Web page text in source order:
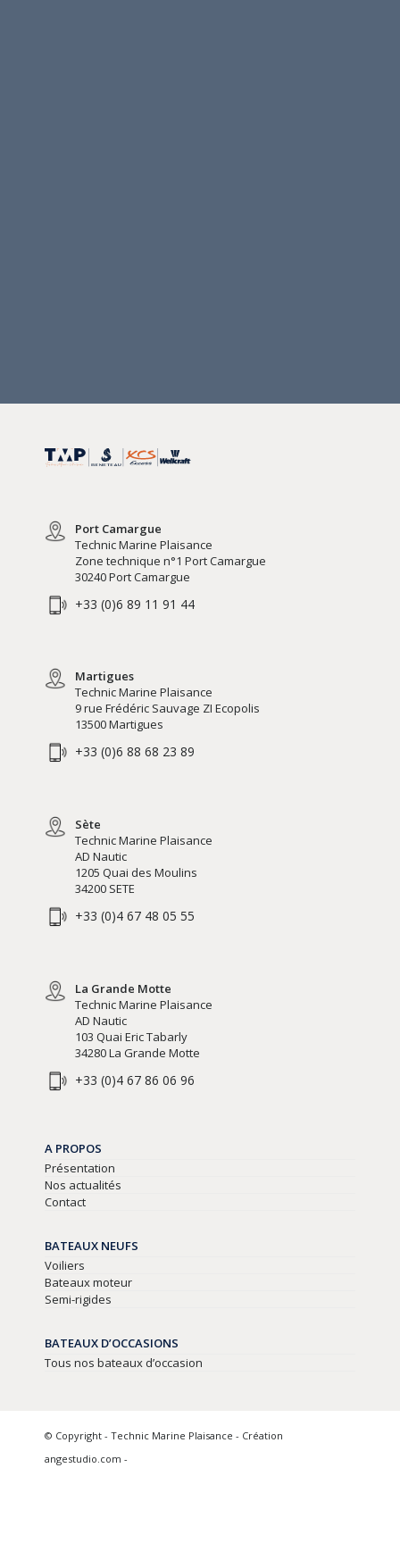
Port Camargue
Technic Marine Plaisance
Zone technique n°1 Port Camargue
30240 Port Camargue
+33 (0)6 89 11 91 44
Martigues
Technic Marine Plaisance
9 rue Frédéric Sauvage ZI Ecopolis
13500 Martigues
+33 (0)6 88 68 23 89
Sète
Technic Marine Plaisance
AD Nautic
1205 Quai des Moulins
34200 SETE
+33 (0)4 67 48 05 55
La Grande Motte
Technic Marine Plaisance
AD Nautic
103 Quai Eric Tabarly
34280 La Grande Motte
+33 (0)4 67 86 06 96
A PROPOS
Présentation
Nos actualités
Contact
BATEAUX NEUFS
Voiliers
Bateaux moteur
Semi-rigides
BATEAUX D’OCCASIONS
Tous nos bateaux d’occasion
© Copyright - Technic Marine Plaisance - Création
angestudio.com -